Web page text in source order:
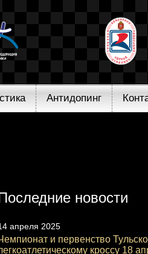
Антидопинг
новости
апреля 2025
и первенство
кроссу 18